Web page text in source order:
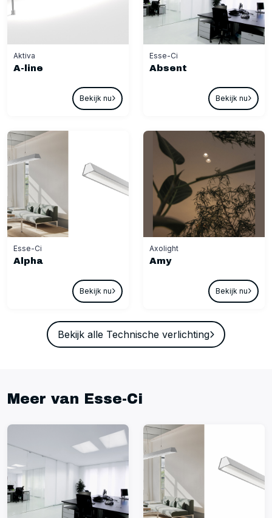
Aktiva
A-line
Bekijk nu
Esse-Ci
Absent
Bekijk nu
Esse-Ci
Alpha
Bekijk nu
Axolight
Amy
Bekijk nu
Bekijk alle Technische verlichting
Meer van Esse-Ci